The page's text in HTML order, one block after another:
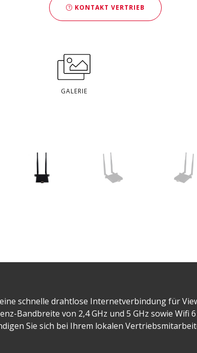
KONTAKT VERTRIEB
GALERIE
schnelle drahtlose Internetverbindung für
Bandbreite von 2,4 GHz und 5 GHz sowie Wifi 6
Sie sich bei Ihrem lokalen